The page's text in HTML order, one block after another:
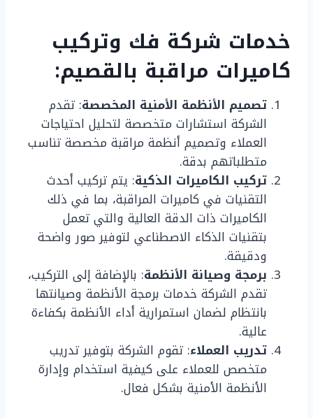
خدمات شركة فك وتركيب
كاميرات مراقبة بالقصيم:
تصميم الأنظمة الأمنية المخصصة: تقدم
الشركة استشارات متخصصة لتحليل احتياجات
العملاء وتصميم أنظمة مراقبة مخصصة تناسب
متطلباتهم بدقة.
تركيب الكاميرات الذكية: يتم تركيب أحدث
التقنيات في كاميرات المراقبة، بما في ذلك
الكاميرات ذات الدقة العالية والتي تعمل
بتقنيات الذكاء الاصطناعي لتوفير صور واضحة
ودقيقة.
برمجة وصيانة الأنظمة: بالإضافة إلى التركيب،
تقدم الشركة خدمات برمجة الأنظمة وصيانتها
بانتظام لضمان استمرارية أداء الأنظمة بكفاءة
عالية.
تدريب العملاء: تقوم الشركة بتوفير تدريب
متخصص للعملاء على كيفية استخدام وإدارة
الأنظمة الأمنية بشكل فعال.